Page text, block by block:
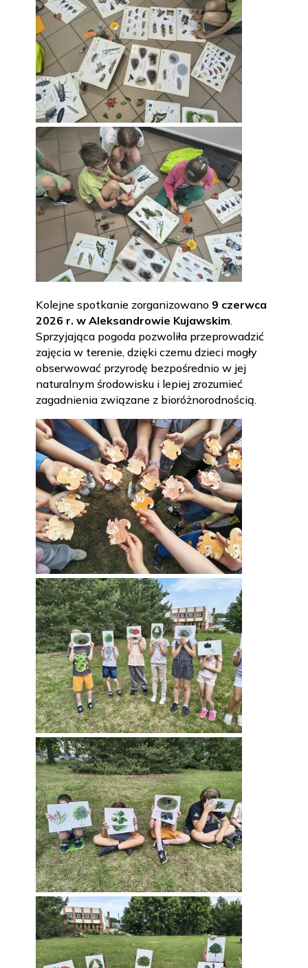
Kolejne spotkanie zorganizowano 9 czerwca
2026 r. w Aleksandrowie Kujawskim.
Sprzyjająca pogoda pozwoliła przeprowadzić
zajęcia w terenie, dzięki czemu dzieci mogły
obserwować przyrodę bezpośrednio w jej
naturalnym środowisku i lepiej zrozumieć
zagadnienia związane z bioróżnorodnością.